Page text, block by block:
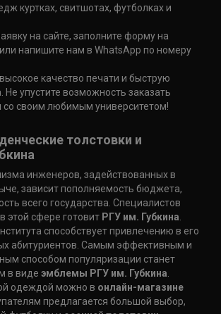
куртках, свитшотах, футболках и
на сайте, заполните форму на
напишите нам в WhatsApp по номеру
качество печати и быструю
Не упустите возможность заказать
со своим любимым университетом!
толстовки и
инженеров, задействованных в
зависит пополняемость бюджета,
всего государства. Специалистов
этой сфере готовит РГУ им. Губкина
способствует привлечению в его
абитуриентов. Самым эффективным и
способом популяризации станет
в виде эмблемы РГУ им. Губкина
одеждой можно в онлайн-магазине
предлагается большой выбор,